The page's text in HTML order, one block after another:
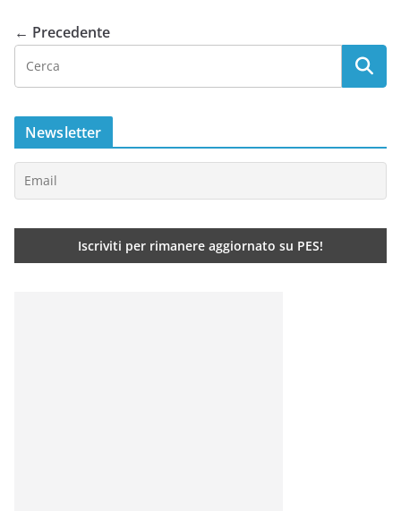
← Precedente
Newsletter